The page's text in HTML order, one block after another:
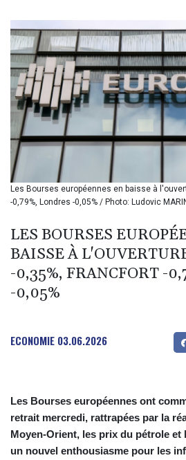
BND
BOB
BRL
BSD
BTN
BWP
BYN
BYR
BZD
CDF
CHF
CLP
CNY
CNH
COP
CVE
DOP
DZD
EGP
ERN
Les Bourses européennes en baisse à
-0,79%, Londres -0,05% / Photo: Ludovic
LES BOURSES
BAISSE À
-0,35%, FRANCFORT -
-0,05%
ECONOMIE 03.06.2026
Les Bourses européennes ont
retrait mercredi, rattrapées par la
Moyen-Orient, les prix du pétrole
un nouvel enthousiasme pour les